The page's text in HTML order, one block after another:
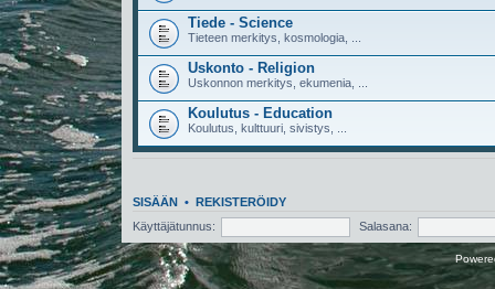
Tiede - Science
Tieteen merkitys, kosmologia, ...
Uskonto - Religion
Uskonnon merkitys, ekumenia, ...
Koulutus - Education
Koulutus, kulttuuri, sivistys, ...
SISÄÄN • REKISTERÖIDY
Käyttäjätunnus:
Salasana: